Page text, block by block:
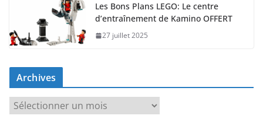
Les Bons Plans LEGO: Le centre
d’entraînement de Kamino OFFERT
27 juillet 2025
Archives